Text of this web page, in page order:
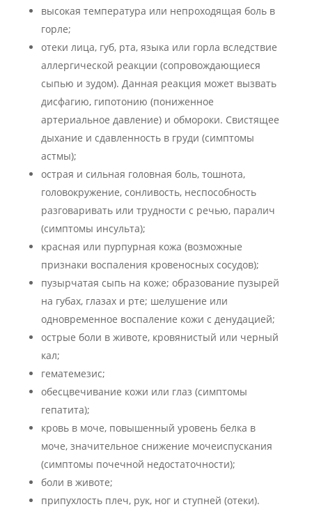
высокая температура или непроходящая боль в
горле;
отеки лица, губ, рта, языка или горла вследствие
аллергической реакции (сопровождающиеся
сыпью и зудом). Данная реакция может вызвать
дисфагию, гипотонию (пониженное
артериальное давление) и обмороки. Свистящее
дыхание и сдавленность в груди (симптомы
астмы);
острая и сильная головная боль, тошнота,
головокружение, сонливость, неспособность
разговаривать или трудности с речью, паралич
(симптомы инсульта);
красная или пурпурная кожа (возможные
признаки воспаления кровеносных сосудов);
пузырчатая сыпь на коже; образование пузырей
на губах, глазах и рте; шелушение или
одновременное воспаление кожи с денудацией;
острые боли в животе, кровянистый или черный
кал;
гематемезис;
обесцвечивание кожи или глаз (симптомы
гепатита);
кровь в моче, повышенный уровень белка в
моче, значительное снижение мочеиспускания
(симптомы почечной недостаточности);
боли в животе;
припухлость плеч, рук, ног и ступней (отеки).